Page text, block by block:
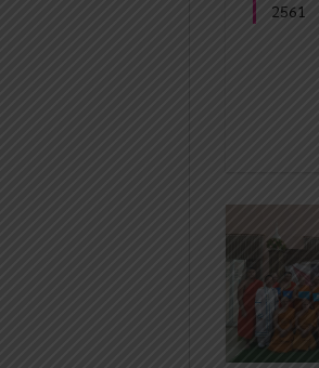
2561